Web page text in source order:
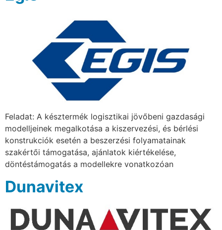
Feladat: A késztermék logisztikai jövőbeni gazdasági
modelljeinek megalkotása a kiszervezési, és bérlési
konstrukciók esetén a beszerzési folyamatainak
szakértői támogatása, ajánlatok kiértékelése,
döntéstámogatás a modellekre vonatkozóan
Dunavitex